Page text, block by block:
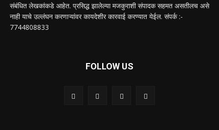
संबंधित लेखकांकडे आहेत. प्रसिद्ध झालेल्या मजकुराशी संपादक सहमत असतीलच असे
नाही याचे उल्लंघन करणाऱ्यांवर कायदेशीर कारवाई करण्यात येईल. संपर्क :-
7744808833
FOLLOW US